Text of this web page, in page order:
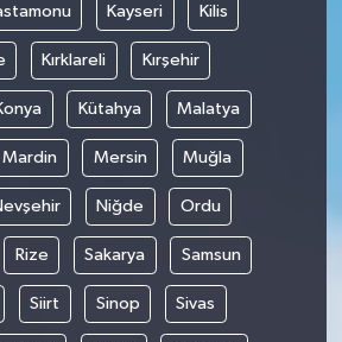
Kayseri Kilis
Kırklareli Kırşehir
Kütahya Malatya
Mardin Mersin Muğla
Niğde Ordu
Rize Sakarya Samsun
Siirt Sinop Sivas